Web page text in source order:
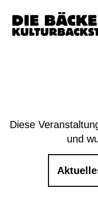
Diese
und